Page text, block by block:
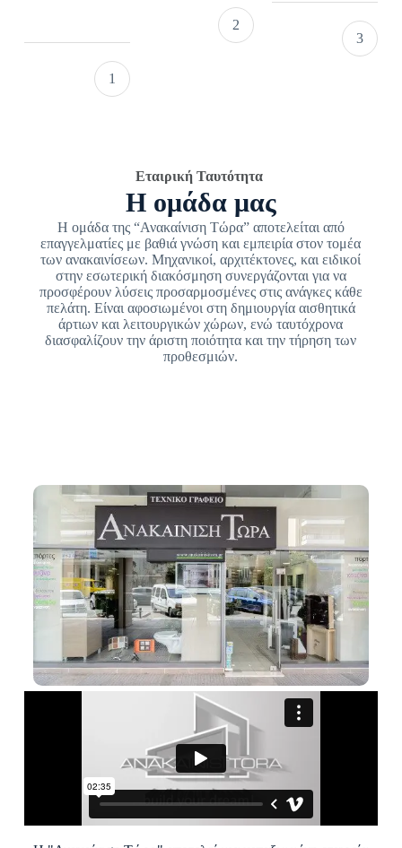
1
2
3
Εταιρική Ταυτότητα
Η ομάδα μας
Η ομάδα της “Ανακαίνιση Τώρα” αποτελείται από
επαγγελματίες με βαθιά γνώση και εμπειρία στον τομέα
των ανακαινίσεων. Μηχανικοί, αρχιτέκτονες, και ειδικοί
στην εσωτερική διακόσμηση συνεργάζονται για να
προσφέρουν λύσεις προσαρμοσμένες στις ανάγκες κάθε
πελάτη. Είναι αφοσιωμένοι στη δημιουργία αισθητικά
άρτιων και λειτουργικών χώρων, ενώ ταυτόχρονα
διασφαλίζουν την άριστη ποιότητα και την τήρηση των
προθεσμιών.